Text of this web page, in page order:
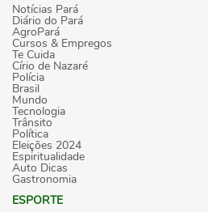
Notícias Pará
Diário do Pará
AgroPará
Cursos & Empregos
Te Cuida
Círio de Nazaré
Polícia
Brasil
Mundo
Tecnologia
Trânsito
Política
Eleições 2024
Espiritualidade
Auto Dicas
Gastronomia
ESPORTE